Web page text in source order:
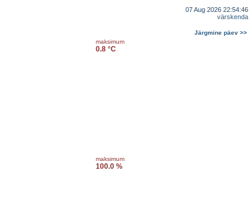
07 Aug 2026 22:54:46
värskenda
Järgmine päev >>
maksimum
0.8 °C
maksimum
100.0 %